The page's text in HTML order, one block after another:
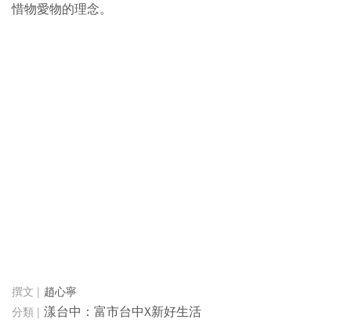
惜物愛物的理念。
趙心寧
漾台中：富市台中X新好生活